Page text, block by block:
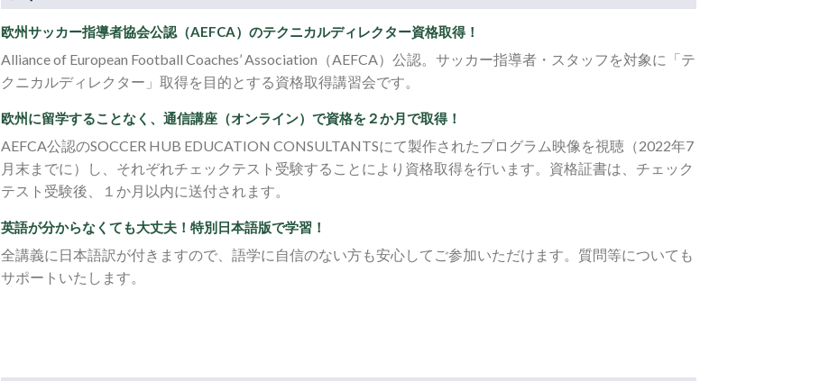
欧州サッカー指導者協会公認（AEFCA）のテクニカルディレクター資格取得！
Alliance of European Football Coaches’ Association（AEFCA）公認。サッカー指導者・スタッフを対象に「テ
クニカルディレクター」取得を目的とする資格取得講習会です。
欧州に留学することなく、通信講座（オンライン）で資格を２か月で取得！
AEFCA公認のSOCCER HUB EDUCATION CONSULTANTSにて製作されたプログラム映像を視聴（2022年7
月末までに）し、それぞれチェックテスト受験することにより資格取得を行います。資格証書は、チェック
テスト受験後、１か月以内に送付されます。
英語が分からなくても大丈夫！特別日本語版で学習！
全講義に日本語訳が付きますので、語学に自信のない方も安心してご参加いただけます。質問等についても
サポートいたします。